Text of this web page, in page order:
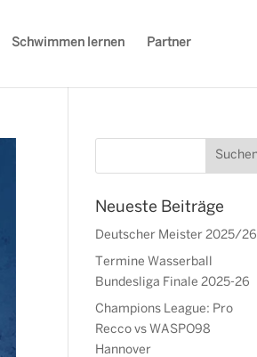
Schwimmen lernen Partner
Neueste Beiträge
Deutscher Meister 2025/26
Termine Wasserball
Bundesliga Finale 2025-26
Champions League: Pro
Recco vs WASPO98
Hannover